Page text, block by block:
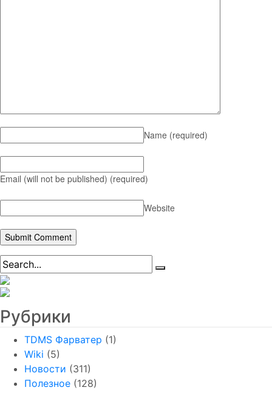
Name (required)
Email (will not be published) (required)
Website
Рубрики
TDMS Фарватер (1)
Wiki (5)
Новости (311)
Полезное (128)